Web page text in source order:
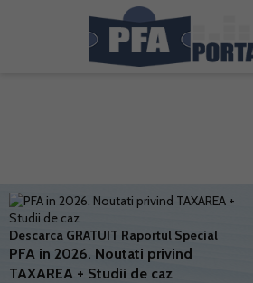
Descarca GRATUIT Raportul Special
PFA in 2026. Noutati privind
TAXAREA + Studii de caz